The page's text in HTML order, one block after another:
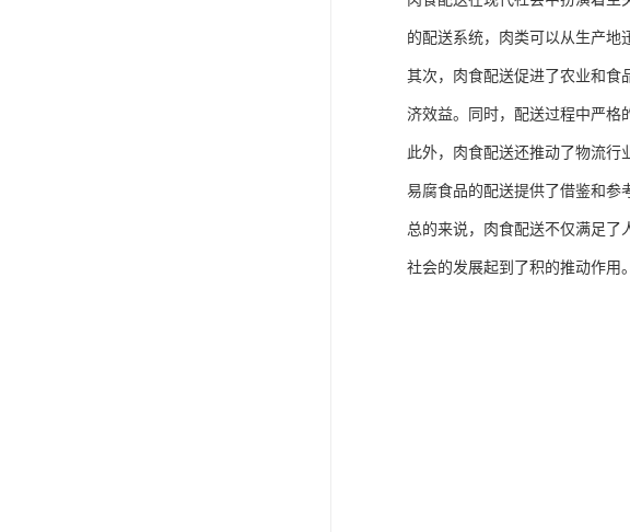
的配送系统，肉类可以从生产地
其次，肉食配送促进了农业和食
济效益。同时，配送过程中严格
此外，肉食配送还推动了物流行
易腐食品的配送提供了借鉴和参
总的来说，肉食配送不仅满足了
社会的发展起到了积的推动作用。